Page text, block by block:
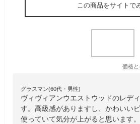
この商品をサイトで
価格と
グラスマン(60代・男性)
ヴィヴィアンウエストウッドのレデ
す。高級感がありますし、かわいい
使っていて気分が上がると思います。